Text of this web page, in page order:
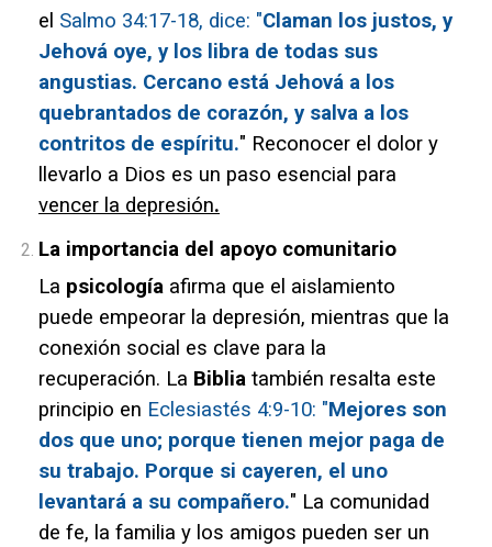
el Salmo 34:17-18, dice: "Claman los justos, y
Jehová oye, y los libra de todas sus
angustias. Cercano está Jehová a los
quebrantados de corazón, y salva a los
contritos de espíritu." Reconocer el dolor y
llevarlo a Dios es un paso esencial para
vencer la depresión.
La importancia del apoyo comunitario
La psicología afirma que el aislamiento
puede empeorar la depresión, mientras que la
conexión social es clave para la
recuperación. La Biblia también resalta este
principio en Eclesiastés 4:9-10: "Mejores son
dos que uno; porque tienen mejor paga de
su trabajo. Porque si cayeren, el uno
levantará a su compañero." La comunidad
de fe, la familia y los amigos pueden ser un